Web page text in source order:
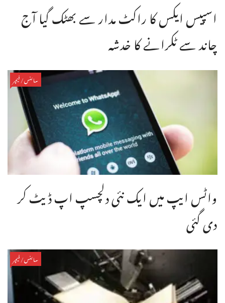
اسپیس ایکس کا راکٹ مدار سے بھٹک گیا آج
چاند سے ٹکرانے کا خدشہ
سائنس/فیچر
واٹس ایپ میں ایک نئی دلچسپ اپ ڈیٹ کر
دی گئی
سائنس/فیچر